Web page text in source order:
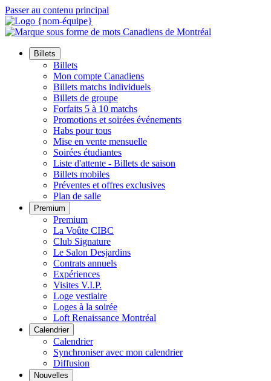
Passer au contenu principal
Billets
Billets
Mon compte Canadiens
Billets matchs individuels
Billets de groupe
Forfaits 5 à 10 matchs
Promotions et soirées événements
Habs pour tous
Mise en vente mensuelle
Soirées étudiantes
Liste d'attente - Billets de saison
Billets mobiles
Préventes et offres exclusives
Plan de salle
Premium
Premium
La Voûte CIBC
Club Signature
Le Salon Desjardins
Contrats annuels
Expériences
Visites V.I.P.
Loge vestiaire
Loges à la soirée
Loft Renaissance Montréal
Calendrier
Calendrier
Synchroniser avec mon calendrier
Diffusion
Nouvelles